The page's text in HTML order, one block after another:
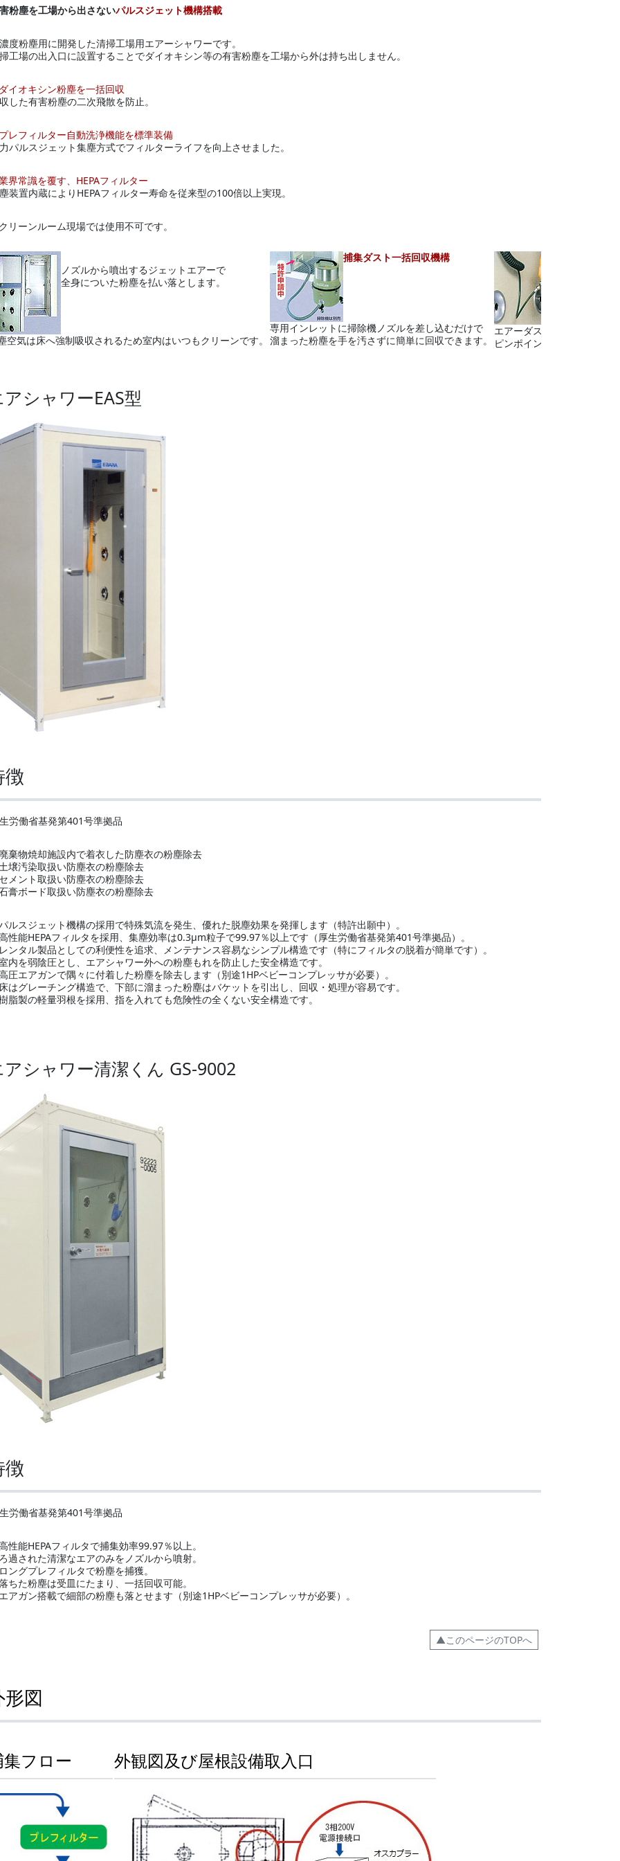
粉塵を工場から出さないパルスジェット機構搭載
度粉塵用に開発した清掃工場用エアーシャワーです。
工場の出入口に設置することでダイオキシン等の有害粉塵を工場から外は持ち出しません。
イオキシン粉塵を一括回収
した有害粉塵の二次飛散を防止。
レフィルター自動洗浄機能を標準装備
パルスジェット集塵方式でフィルターライフを向上させました。
界常識を覆す、HEPAフィルター
装置内蔵によりHEPAフィルター寿命を従来型の100倍以上実現。
リーンルーム現場では使用不可です。
ノズルから噴出するジェットエアーで
全身についた粉塵を払い落とします。
空気は床へ強制吸収されるため室内はいつもクリーンです。
捕集ダスト一括回収機構
専用インレットに掃除機ノズルを差し込むだけで
溜まった粉塵を手を汚さずに簡単に回収できます。
エアーダスターガン標準装
ピンポイント洗浄が可能で
シャワーEAS型
徴
労働省基発第401号準拠品
棄物焼却施設内で着衣した防塵衣の粉塵除去
壌汚染取扱い防塵衣の粉塵除去
メント取扱い防塵衣の粉塵除去
膏ボード取扱い防塵衣の粉塵除去
ルスジェット機構の採用で特殊気流を発生、優れた脱塵効果を発揮します（特許出願中）。
性能HEPAフィルタを採用、集塵効率は0.3μm粒子で99.97％以上です（厚生労働省基発第401号準拠品）。
ンタル製品としての利便性を追求、メンテナンス容易なシンプル構造です（特にフィルタの脱着が簡単です）。
内を弱陰圧とし、エアシャワー外への粉塵もれを防止した安全構造です。
圧エアガンで隅々に付着した粉塵を除去します（別途1HPベビーコンプレッサが必要）。
はグレーチング構造で、下部に溜まった粉塵はバケットを引出し、回収・処理が容易です。
脂製の軽量羽根を採用、指を入れても危険性の全くない安全構造です。
シャワー清潔くん GS-9002
徴
労働省基発第401号準拠品
性能HEPAフィルタで捕集効率99.97％以上。
過された清潔なエアのみをノズルから噴射。
ングプレフィルタで粉塵を捕獲。
ちた粉塵は受皿にたまり、一括回収可能。
アガン搭載で細部の粉塵も落とせます（別途1HPベビーコンプレッサが必要）。
▲このページのTOPへ
形図
フロー 外観図及び屋根設備取入口